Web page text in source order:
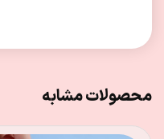
محصولات مشابه